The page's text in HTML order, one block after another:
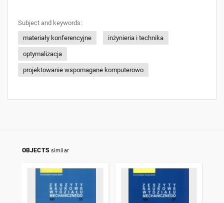
Subject and keywords:
materiały konferencyjne
inżynieria i technika
optymalizacja
projektowanie wspomagane komputerowo
OBJECTS similar